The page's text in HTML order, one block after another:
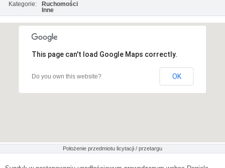
Kategorie:
Ruchomości
Inne
This page can't load Google Maps correctly.
Do you own this website? OK
Położenie przedmiotu licytacji / przetargu